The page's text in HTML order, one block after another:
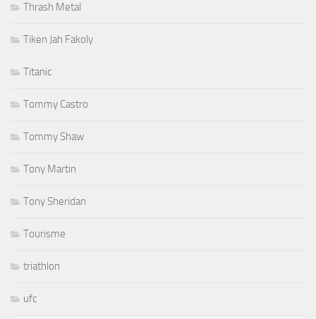
Thrash Metal
Tiken Jah Fakoly
Titanic
Tommy Castro
Tommy Shaw
Tony Martin
Tony Sheridan
Tourisme
triathlon
ufc